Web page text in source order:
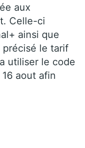
aux
Celle-ci
ainsi que
précisé le tarif
utiliser le code
aout afin